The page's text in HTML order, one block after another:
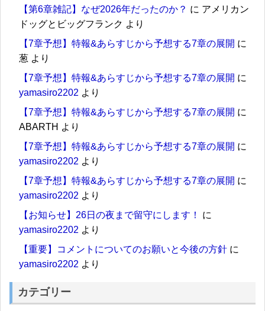
【第6章雑記】なぜ2026年だったのか？ に アメリカン
ドッグとビッグフランク より
【7章予想】特報&あらすじから予想する7章の展開 に
葱 より
【7章予想】特報&あらすじから予想する7章の展開 に
yamasiro2202 より
【7章予想】特報&あらすじから予想する7章の展開 に
ABARTH より
【7章予想】特報&あらすじから予想する7章の展開 に
yamasiro2202 より
【7章予想】特報&あらすじから予想する7章の展開 に
yamasiro2202 より
【お知らせ】26日の夜まで留守にします！
に
yamasiro2202 より
【重要】コメントについてのお願いと今後の方針 に
yamasiro2202 より
カテゴリー